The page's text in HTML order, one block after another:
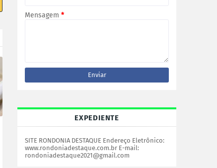
Mensagem *
EXPEDIENTE
SITE RONDONIA DESTAQUE Endereço Eletrônico:
www.rondoniadestaque.com.br E-mail:
rondoniadestaque2021@gmail.com